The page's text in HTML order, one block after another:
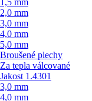
1,5 mm
2,0 mm
3,0 mm
4,0 mm
5,0 mm
Broušené plechy
Za tepla válcované
Jakost 1.4301
3,0 mm
4,0 mm